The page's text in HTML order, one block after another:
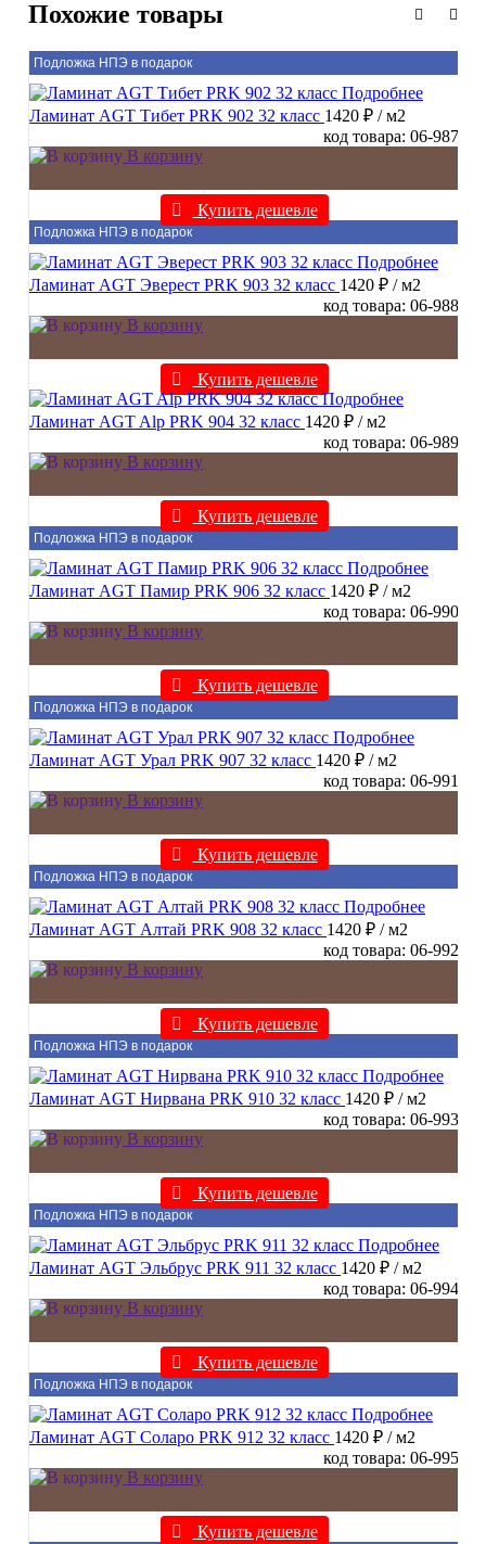
Похожие товары
Подложка НПЭ в подарок
Подробнее
Ламинат AGT Тибет PRK 902 32 класс 1420 ₽ / м2
код товара: 06-987
В корзину
Купить дешевле
Подложка НПЭ в подарок
Подробнее
Ламинат AGT Эверест PRK 903 32 класс 1420 ₽ / м2
код товара: 06-988
В корзину
Купить дешевле
Подробнее
Ламинат AGT Alp PRK 904 32 класс 1420 ₽ / м2
код товара: 06-989
В корзину
Купить дешевле
Подложка НПЭ в подарок
Подробнее
Ламинат AGT Памир PRK 906 32 класс 1420 ₽ / м2
код товара: 06-990
В корзину
Купить дешевле
Подложка НПЭ в подарок
Подробнее
Ламинат AGT Урал PRK 907 32 класс 1420 ₽ / м2
код товара: 06-991
В корзину
Купить дешевле
Подложка НПЭ в подарок
Подробнее
Ламинат AGT Алтай PRK 908 32 класс 1420 ₽ / м2
код товара: 06-992
В корзину
Купить дешевле
Подложка НПЭ в подарок
Подробнее
Ламинат AGT Нирвана PRK 910 32 класс 1420 ₽ / м2
код товара: 06-993
В корзину
Купить дешевле
Подложка НПЭ в подарок
Подробнее
Ламинат AGT Эльбрус PRK 911 32 класс 1420 ₽ / м2
код товара: 06-994
В корзину
Купить дешевле
Подложка НПЭ в подарок
Подробнее
Ламинат AGT Соларо PRK 912 32 класс 1420 ₽ / м2
код товара: 06-995
В корзину
Купить дешевле